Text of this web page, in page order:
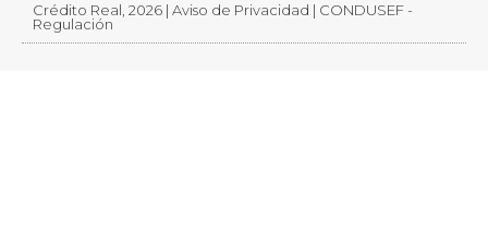
Crédito Real, 2026 | Aviso de Privacidad | CONDUSEF -
Regulación